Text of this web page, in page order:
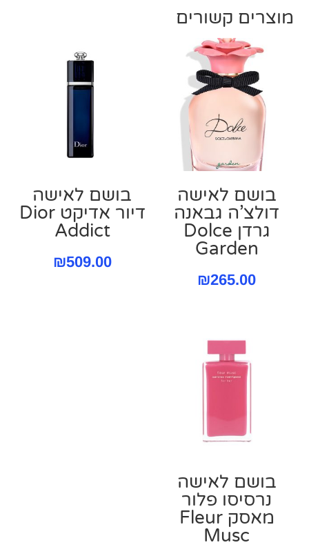
מוצרים קשורים
בושם לאישה
דולצ’ה גבאנה
גרדן Dolce
Garden
₪265.00
בושם לאישה
דיור אדיקט Dior
Addict
₪509.00
בושם לאישה
נרסיסו פלור
מאסק Fleur
Musc